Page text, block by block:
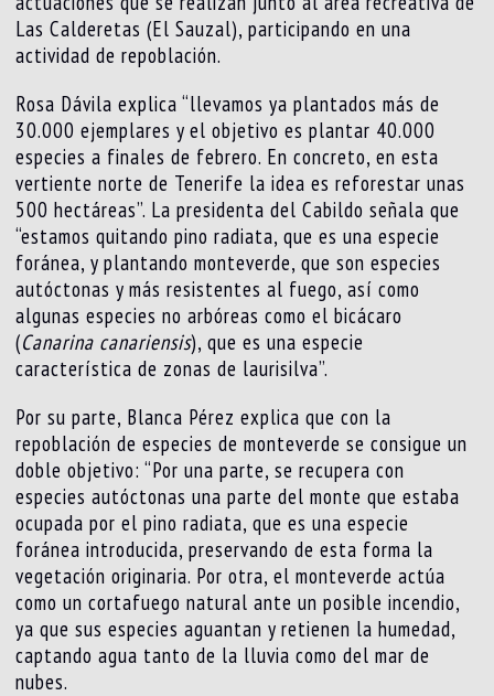
Las Calderetas (El Sauzal), participando en una
actividad de repoblación.
Rosa Dávila explica “llevamos ya plantados más de
30.000 ejemplares y el objetivo es plantar 40.000
especies a finales de febrero. En concreto, en esta
vertiente norte de Tenerife la idea es reforestar unas
500 hectáreas”. La presidenta del Cabildo señala que
“estamos quitando pino radiata, que es una especie
foránea, y plantando monteverde, que son especies
autóctonas y más resistentes al fuego, así como
algunas especies no arbóreas como el bicácaro
(Canarina canariensis), que es una especie
característica de zonas de laurisilva”.
Por su parte, Blanca Pérez explica que con la
repoblación de especies de monteverde se consigue un
doble objetivo: “Por una parte, se recupera con
especies autóctonas una parte del monte que estaba
ocupada por el pino radiata, que es una especie
foránea introducida, preservando de esta forma la
vegetación originaria. Por otra, el monteverde actúa
como un cortafuego natural ante un posible incendio,
ya que sus especies aguantan y retienen la humedad,
captando agua tanto de la lluvia como del mar de
nubes.